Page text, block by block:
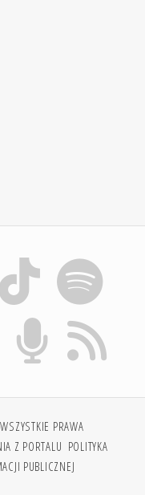
PRAWA
Z PORTALU POLITYKA
PUBLICZNEJ